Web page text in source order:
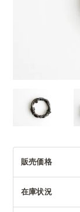
販売価格
在庫状況